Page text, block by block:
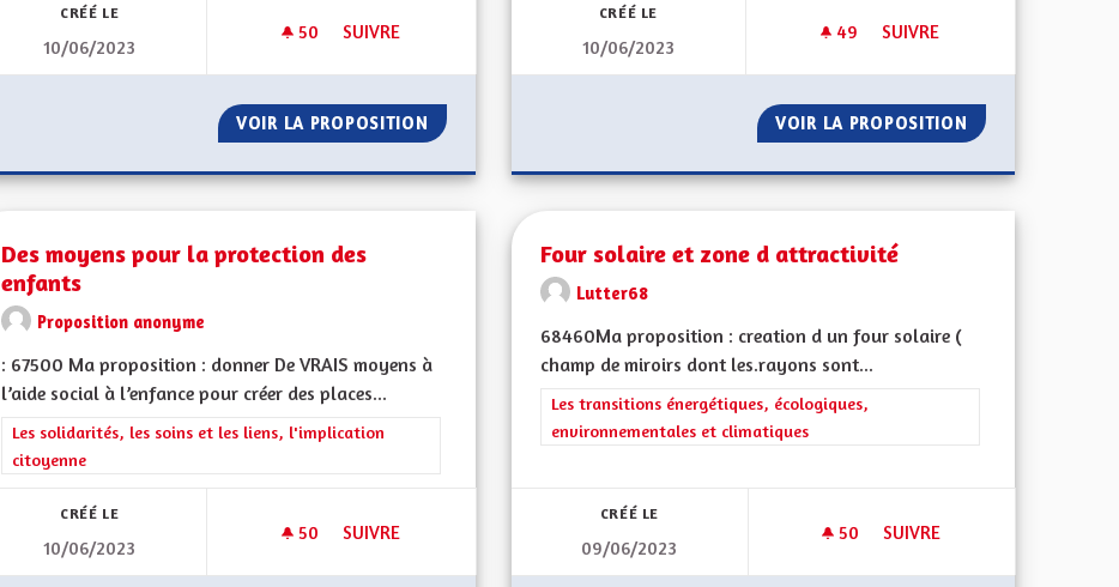
CRÉÉ LE
10/06/2023
50 50 ABONNÉS
SUIVRE
CRÉATION D'UN FONDS LOCAL POUR L'IDENTIFICATION ET LA STÉRILISATION DES ANIMAUX DE
VOIR LA PROPOSITION CRÉATION D'UN FONDS LOCAL POUR L'IDENTIFICATION ET LA STÉRILISATION
CRÉÉ LE
10/06/2023
49 49 ABONNÉS
SUIVRE
VOIR LA PROPOSITION UNE ALSACE
Des moyens pour la protection des
enfants
Proposition anonyme
: 67500 Ma proposition : donner De VRAIS moyens à
l’aide social à l’enfance pour créer des places...
Filtrer les résultats de la catégorie : Les solidarités, les soins et les liens, l'implication citoyenne
Les solidarités, les soins et les liens, l'implication
citoyenne
CRÉÉ LE
10/06/2023
50 50 ABONNÉS
SUIVRE
DES MOYENS POUR LA PROTECTION DES ENFANTS
Four solaire et zone d attractivité
Lutter68
68460Ma proposition : creation d un four solaire (
champ de miroirs dont les.rayons sont...
Filtrer les résultats de la catégorie : Les transitions énergétiques,
Les transitions énergétiques, écologiques,
environnementales et climatiques
CRÉÉ LE
09/06/2023
50 50 ABONNÉS
SUIVRE